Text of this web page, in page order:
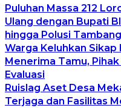
Puluhan Massa 212
Ulang dengan Bupati
hingga Polusi
Warga Keluhkan Sikap
Menerima Tamu,
Evaluasi
Ruislag Aset Desa
Terjaga dan Fasilitas